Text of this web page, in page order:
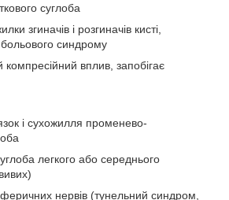
суглоба
згиначів і розгиначів кисті,
синдрому
компресійний вплив, запобігає
і сухожилля променево-
легкого або середнього
нервів (тунельний синдром,